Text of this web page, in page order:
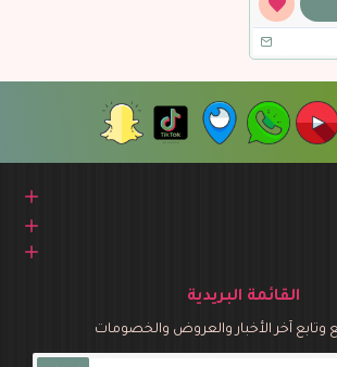
القائمة البريدية
آخر الأخبار والعروض والخصومات